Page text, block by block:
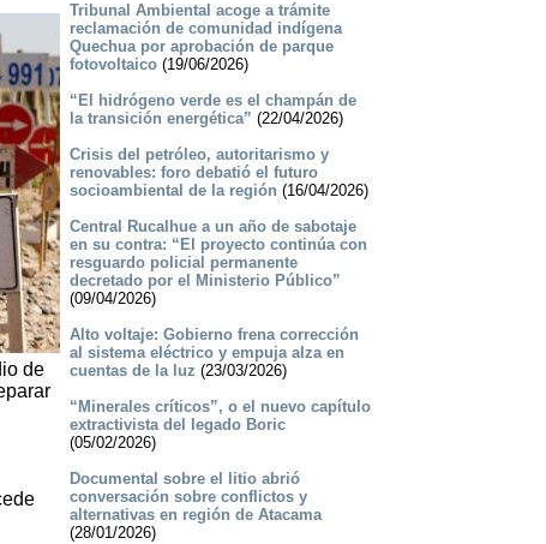
de
Tribunal Ambiental acoge a trámite
reclamación de comunidad indígena
Quechua por aprobación de parque
fotovoltaico(19/06/2026)
“El hidrógeno verde es el champán de
la transición energética” (22/04/2026)
Crisis del petróleo, autoritarismo y
renovables: foro debatió el futuro
socioambiental de la región (16/04/2026)
Central Rucalhue a un año de sabotaje
en su contra: “El proyecto continúa con
resguardo policial permanente
decretado por el Ministerio Público”
(09/04/2026)
Alto voltaje: Gobierno frena corrección
al sistema eléctrico y empuja alza en
cuentas de la luz (23/03/2026)
“Minerales críticos”, o el nuevo capítulo
extractivista del legado Boric
(05/02/2026)
Documental sobre el litio abrió
conversación sobre conflictos y
alternativas en región de Atacama
(28/01/2026)